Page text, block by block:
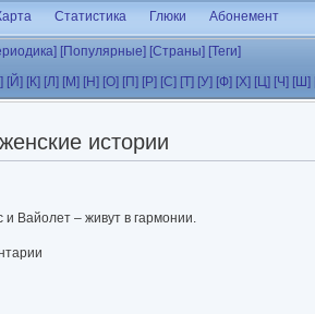
Статистика Глюки Абонемент
[Популярные] [Страны] [Теги]
[Й] [К] [Л] [М] [Н] [О] [П] [Р] [С] [Т] [У] [Ф] [Х] [Ц] [Ч] [Ш]
женские истории
Вайолет – живут в гармонии.